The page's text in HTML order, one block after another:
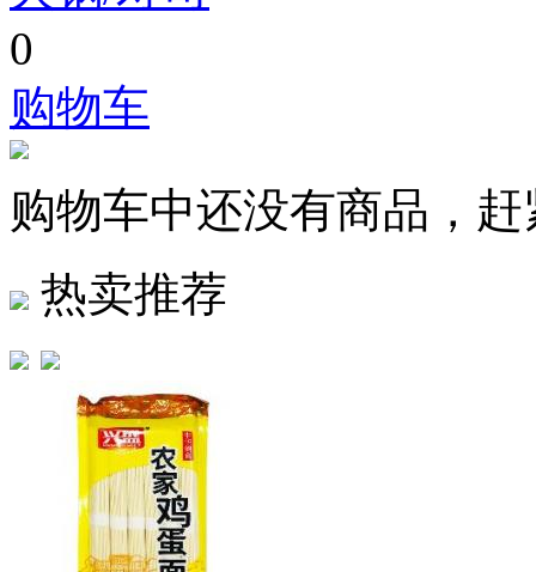
0
购物车
购物车中还没有商品，
热卖推荐